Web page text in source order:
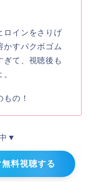
ロインをさりげ
かすパクボゴム
ぎて、視聴後も
の！
▼
料視聴する